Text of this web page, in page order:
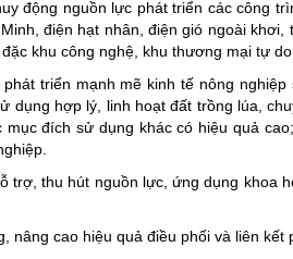
động nguồn lực phát triển các công
điện hạt nhân, điện gió ngoài
khu công nghệ, khu thương mại tự
triển mạnh mẽ kinh tế nông
dụng hợp lý, linh hoạt đất trồng lúa,
mục đích sử dụng khác có hiệu quả
trợ, thu hút nguồn lực, ứng dụng khoa
nâng cao hiệu quả điều phối và liên kết